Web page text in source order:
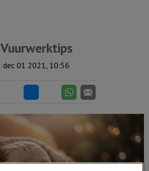
Vuurwerktips
dec 01 2021, 10:56